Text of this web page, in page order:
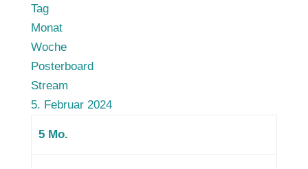
Tag
Monat
Woche
Posterboard
Stream
5. Februar 2024
5 Mo.